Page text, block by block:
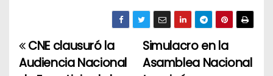
N
Simulacro en la
Asamblea Nacional
CNE clausuró la
Audiencia Nacional